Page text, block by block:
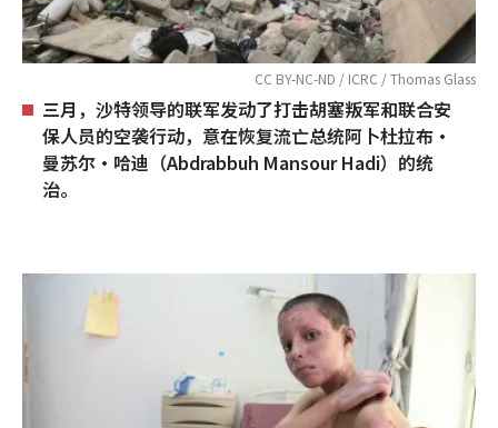
CC BY-NC-ND / ICRC / Thomas Glass
三月，沙特领导的联军发动了打击胡塞叛军和联合安
保人员的空袭行动，意在恢复流亡总统阿卜杜拉布•
曼苏尔•哈迪（Abdrabbuh Mansour Hadi）的统
治。